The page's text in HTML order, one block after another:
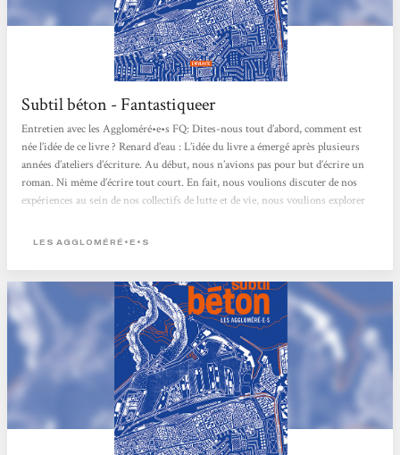
Subtil béton - Fantastiqueer
Entretien avec les Aggloméré•e•s FQ: Dites-nous tout d’abord, comment est
née l’idée de ce livre ? Renard d’eau : L’idée du livre a émergé après plusieurs
années d’ateliers d’écriture. Au début, nous n’avions pas pour but d’écrire un
roman. Ni même d’écrire tout court. En fait, nous voulions discuter de nos
expériences au sein de nos collectifs de lutte et de vie, nous voulions explorer
thématiques sur ces sujets. Poule...
LES AGGLOMÉRÉ•E•S